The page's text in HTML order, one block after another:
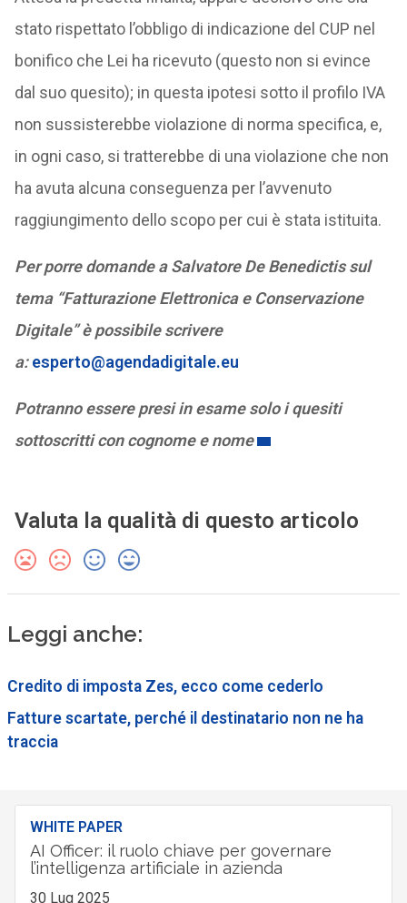
stato rispettato l’obbligo di indicazione del CUP nel
bonifico che Lei ha ricevuto (questo non si evince
dal suo quesito); in questa ipotesi sotto il profilo IVA
non sussisterebbe violazione di norma specifica, e,
in ogni caso, si tratterebbe di una violazione che non
ha avuta alcuna conseguenza per l’avvenuto
raggiungimento dello scopo per cui è stata istituita.
Per porre domande a Salvatore De Benedictis sul
tema “Fatturazione Elettronica e Conservazione
Digitale” è possibile scrivere
a:esperto@agendadigitale.eu
Potranno essere presi in esame solo i quesiti
sottoscritti con cognome e nome
Valuta la qualità di questo articolo
Leggi anche:
Credito di imposta Zes, ecco come cederlo
Fatture scartate, perché il destinatario non ne ha
traccia
WHITE PAPER
AI Officer: il ruolo chiave per governare
l’intelligenza artificiale in azienda
30 Lug 2025